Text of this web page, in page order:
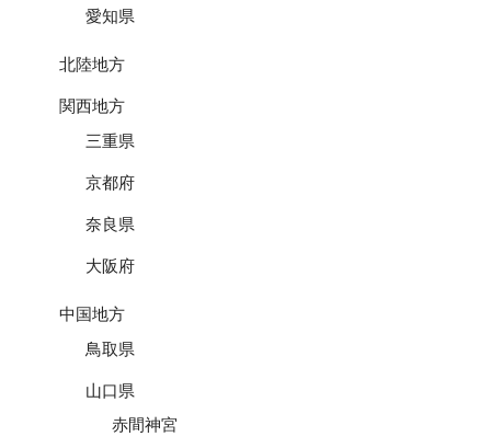
愛知県
北陸地方
関西地方
三重県
京都府
奈良県
大阪府
中国地方
鳥取県
山口県
赤間神宮